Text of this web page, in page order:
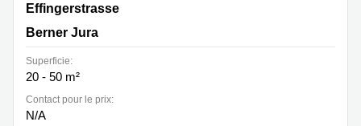
Effingerstrasse 4, Berner Jura
Effingerstrasse
Berner Jura
Superficie:
20 - 50 m²
Contact pour le prix:
N/A